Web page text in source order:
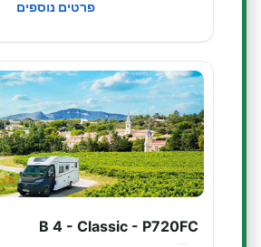
פרטים נוספים
B 4 - Classic - P720FC